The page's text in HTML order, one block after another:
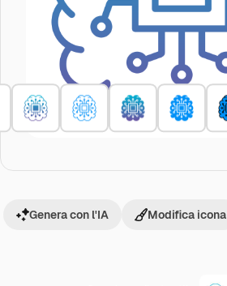
Genera con l'IA Modifica icona